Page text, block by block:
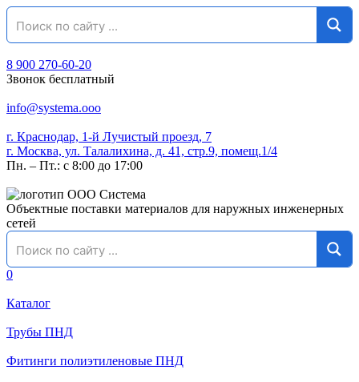
8 900 270-60-20
Звонок бесплатный
info@systema.ooo
г. Краснодар, 1-й Лучистый проезд, 7
г. Москва, ул. Талалихина, д. 41, стр.9, помещ.1/4
Пн. – Пт.: с 8:00 до 17:00
Объектные поставки материалов для наружных инженерных
сетей
0
Каталог
Трубы ПНД
Фитинги полиэтиленовые ПНД